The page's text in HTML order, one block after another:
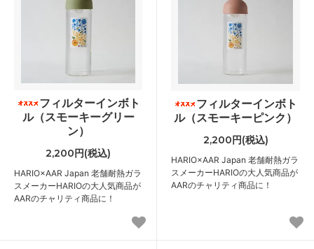
フィルターインボト
ル（スモーキーグリー
ン）
2,200円(税込)
HARIO×AAR Japan 老舗耐熱ガラ
スメーカーHARIOの大人気商品が
AARのチャリティ商品に！
フィルターインボト
ル（スモーキーピンク）
2,200円(税込)
HARIO×AAR Japan 老舗耐熱ガラ
スメーカーHARIOの大人気商品が
AARのチャリティ商品に！